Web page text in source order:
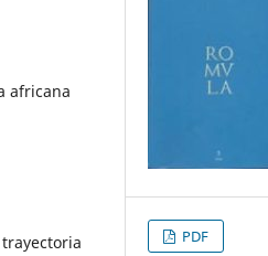
africana
PDF